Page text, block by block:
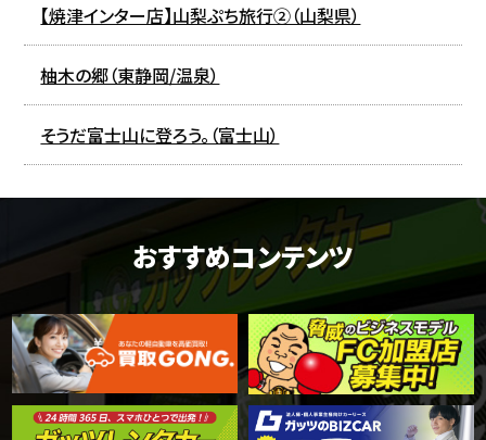
【焼津インター店】山梨ぷち旅行②（山梨県）
柚木の郷（東静岡/温泉）
そうだ富士山に登ろう。（富士山）
おすすめコンテンツ